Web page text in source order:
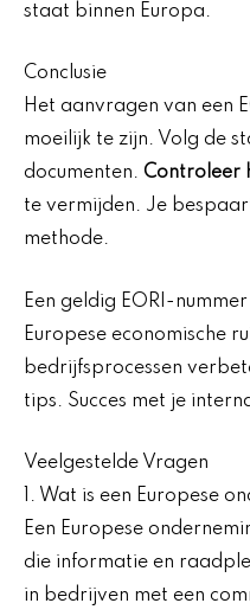
staat binnen Europa.
Conclusie
Het aanvragen van een
moeilijk te zijn. Volg de
documenten. Controleer
te vermijden. Je
methode.
Een geldig EORI-
Europese economische
bedrijfsprocessen
tips. Succes met je
Veelgestelde Vragen
1. Wat is een Europese
Een Europese
die informatie en
in bedrijven met een